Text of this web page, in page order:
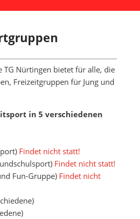
TG Nürtingen bietet für alle, die
Freizeitgruppen für Jung und
in 5 verschiedenen
Findet nicht statt!
Findet nicht statt!
Fun-Gruppe) Findet nicht